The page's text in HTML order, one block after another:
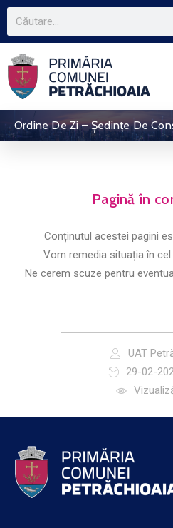
Ordine De Zi – Ședințe De
Pagină în
Conținutul acestei pagini
Vom remedia situația în
Ne cerem scuze pentru
UAT
29-02-